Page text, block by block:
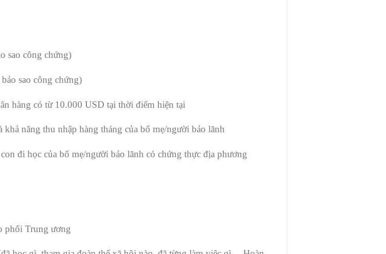
sao công chứng)
sao công chứng)
hàng có từ 10.000 USD tại thời điểm hiện tại
năng thu nhập hàng tháng của bố mẹ/người bảo lãnh
đi học của bố mẹ/người bảo lãnh có chứng thực địa phương
phổi Trung ương